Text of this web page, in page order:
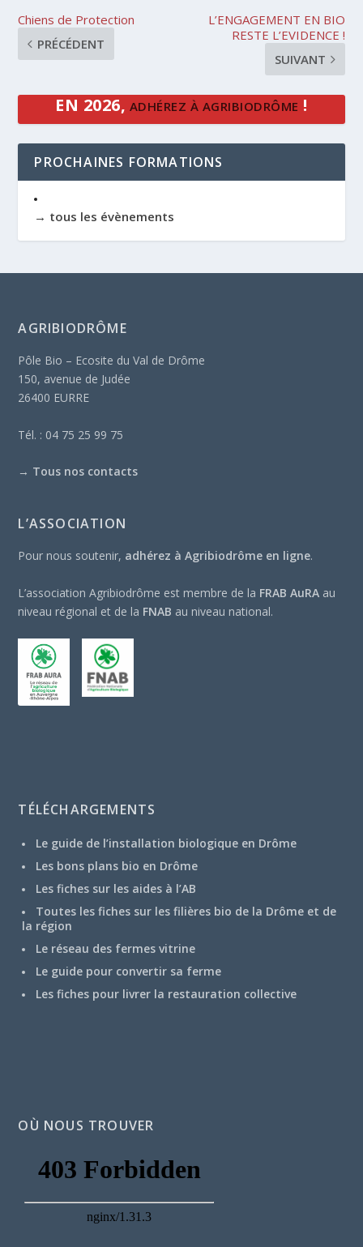
Chiens de Protection
PRÉCÉDENT
L’ENGAGEMENT EN BIO
RESTE L’EVIDENCE !
SUIVANT
EN 2026, ADHÉREZ À AGRIBIODRÔME !
PROCHAINES FORMATIONS
→ tous les évènements
AGRIBIODRÔME
Pôle Bio – Ecosite du Val de Drôme
150, avenue de Judée
26400 EURRE
Tél. : 04 75 25 99 75
→ Tous nos contacts
L’ASSOCIATION
Pour nous soutenir, adhérez à Agribiodrôme en ligne.
L’association Agribiodrôme est membre de la FRAB AuRA au
niveau régional et de la FNAB au niveau national.
TÉLÉCHARGEMENTS
Le guide de l’installation biologique en Drôme
Les bons plans bio en Drôme
Les fiches sur les aides à l’AB
Toutes les fiches sur les filières bio de la Drôme et de
la région
Le réseau des fermes vitrine
Le guide pour convertir sa ferme
Les fiches pour livrer la restauration collective
OÙ NOUS TROUVER